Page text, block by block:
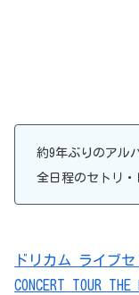
約9年ぶりのアル
全日程のセトリ
ドリカム ライブセ
CONCERT TOUR THE